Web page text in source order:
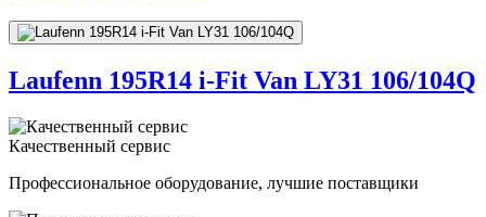
Laufenn 195R14 i-Fit Van LY31 106/104Q
Качественный сервис
Профессиональное оборудование, лучшие поставщики